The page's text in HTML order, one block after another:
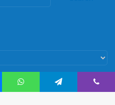
WhatsApp Telegram Viber